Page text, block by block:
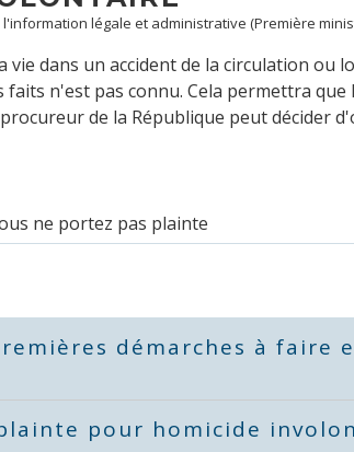
l'information légale et administrative (Première
vie dans un accident de la circulation ou
n'est pas connu. Cela permettra
de la République peut décider
ne portez pas plainte
démarches à faire
pour homicide